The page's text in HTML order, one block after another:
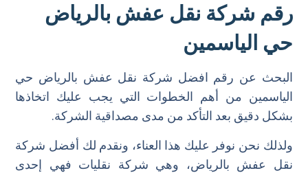
رقم شركة نقل عفش بالرياض
حي الياسمين
البحث عن رقم افضل شركة نقل عفش بالرياض حي
الياسمين من أهم الخطوات التي يجب عليك اتخاذها
بشكل دقيق بعد التأكد من مدى مصداقية الشركة.
ولذلك نحن نوفر عليك هذا العناء، ونقدم لك أفضل شركة
نقل عفش بالرياض، وهي شركة نقليات فهي إحدى